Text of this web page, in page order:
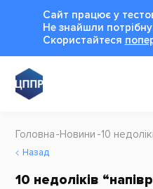
Сайт працює у
Не знайшли
Cкористайтеся
Головна Новини 10
Назад
10 недоліків